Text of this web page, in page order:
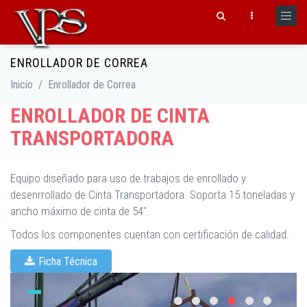
Pasar al contenido principal
Formulario de búsqueda
ENROLLADOR DE CORREA
Inicio / Enrollador de Correa
ENROLLADOR DE CINTA
TRANSPORTADORA
Equipo diseñado para uso de trabajos de enrollado y
desenrrollado de Cinta Transportadora. Soporta 15 toneladas y
ancho máximo de cinta de 54".
Todos los componentes cuentan con certificación de calidad.
Ficha Técnica